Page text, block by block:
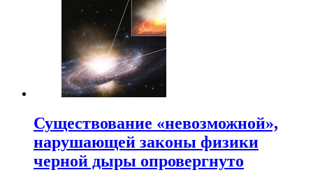
Существование «невозможной»,
нарушающей законы физики
черной дыры опровергнуто